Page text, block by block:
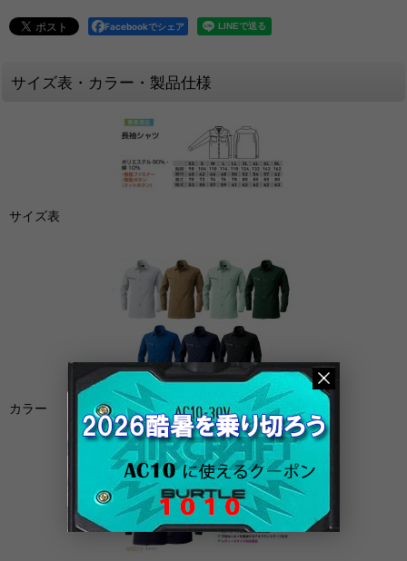
Facebookでシェア
サイズ表・カラー・製品仕様
サイズ表
カラー